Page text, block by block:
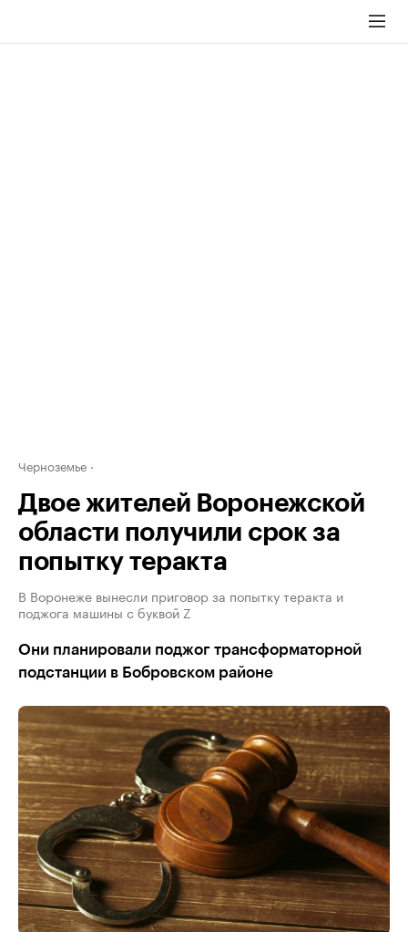
Черноземье
Двое жителей Воронежской
области получили срок за
попытку теракта
В Воронеже вынесли приговор за попытку теракта и
поджога машины с буквой Z
Они планировали поджог трансформаторной
подстанции в Бобровском районе